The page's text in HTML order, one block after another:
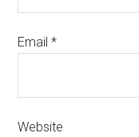
Email*
Website